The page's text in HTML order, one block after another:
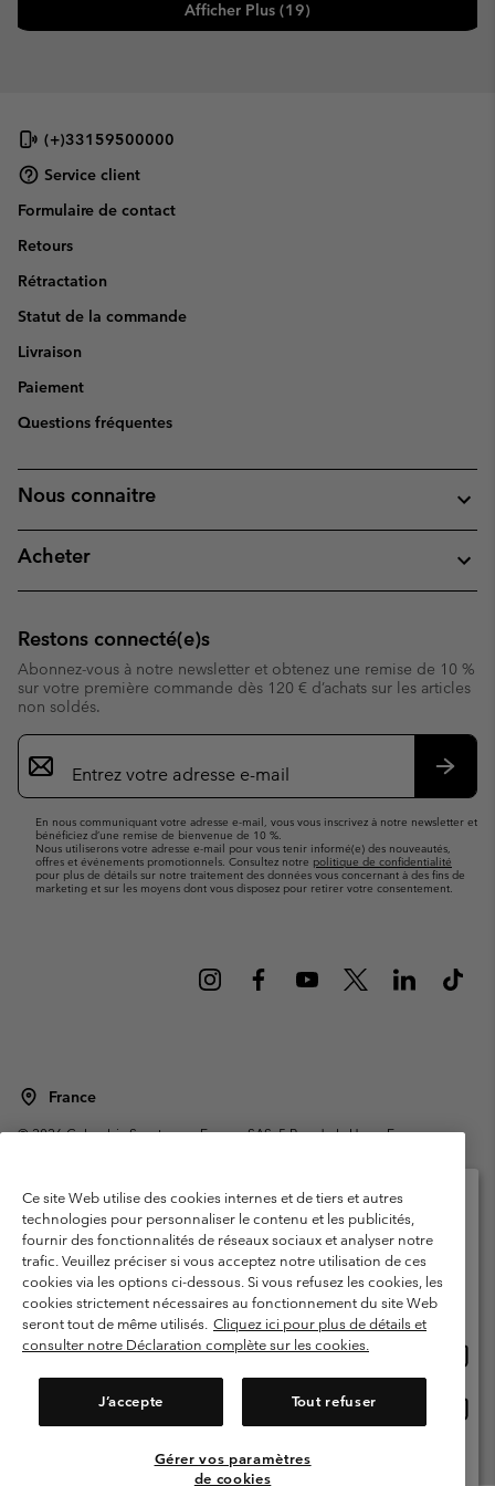
Afficher Plus (19)
(+)33159500000
Service client
Formulaire de contact
Retours
Rétractation
Statut de la commande
Livraison
Paiement
Questions fréquentes
Nous connaitre
Acheter
Restons connecté(e)s
Abonnez-vous à notre newsletter et obtenez une remise de 10 %
sur votre première commande dès 120 € d’achats sur les articles
non soldés.
Inscription
par
e-
En nous communiquant votre adresse e-mail, vous vous inscrivez à notre newsletter et
bénéficiez d’une remise de bienvenue de 10 %.
Nous utiliserons votre adresse e-mail pour vous tenir informé(e) des nouveautés,
offres et événements promotionnels. Consultez notre politique de confidentialité
pour plus de détails sur notre traitement des données vous concernant à des fins de
marketing et sur les moyens dont vous disposez pour retirer votre consentement.
France
©2026Columbia Sportswear Europe SAS. 5 Rue de la Haye, Espace
Garanties Légales
Politique de confidentialité
Conditions d'utilisation - Membres
Conditions D'utilisation - Contenu généré par l'utilisateur
Impressum
Cookies
Public CBCR
Ce site Web utilise des cookies internes et de tiers et autres
technologies pour personnaliser le contenu et les publicités,
fournir des fonctionnalités de réseaux sociaux et analyser notre
trafic. Veuillez préciser si vous acceptez notre utilisation de ces
cookies via les options ci-dessous. Si vous refusez les cookies, les
cookies strictement nécessaires au fonctionnement du site Web
seront tout de même utilisés. Cliquez ici pour plus de détails et
consulter notre Déclaration complète sur les cookies.
J’accepte Tout refuser
Gérer vos paramètres
de cookies
Veuillez sélectionner votre pays d’expédition et
votre langue
Achats en ligne disponibles
United States
ligne
France
Voir Tous Les Pays